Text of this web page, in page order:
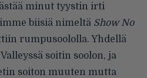
minut tyystin irti
biisiä nimeltä Show No
rumpusoololla. Yhdellä
soitin soolon, ja
soiton muuten mutta